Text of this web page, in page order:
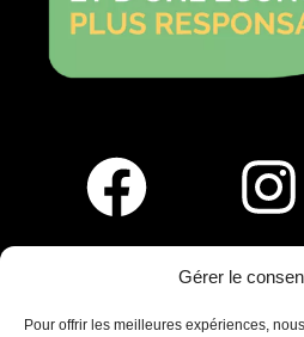
Gérer le
Pour offrir les meilleures expériences,